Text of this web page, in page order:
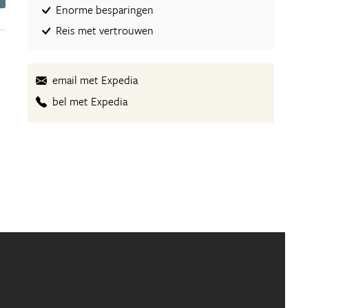
Enorme besparingen
Reis met vertrouwen
email met Expedia
bel met Expedia